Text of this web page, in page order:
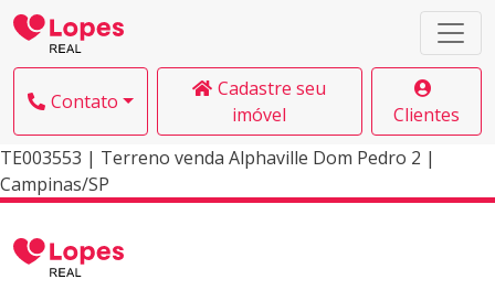
Contato
Cadastre seu
imóvel
Clientes
TE003553 | Terreno venda Alphaville Dom Pedro 2 |
Campinas/SP